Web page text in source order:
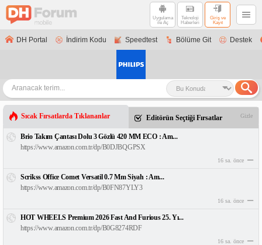
Uygulama
ile Aç
Teknoloji
Haberleri
Giriş ve
Kayıt
DH Portal İndirim Kodu Speedtest Bölüme Git Destek
Sıcak Fırsatlarda Tıklananlar Editörün Seçtiği Fırsatlar Gizle
Brio Takım Çantası Dolu 3 Gözlü 420 MM ECO : Am...
https://www.amazon.com.tr/dp/B0DJBQGPSX
16 sa. önce
Scrikss Office Comet Versatil 0.7 Mm Siyah : Am...
https://www.amazon.com.tr/dp/B0FN87YLY3
16 sa. önce
HOT WHEELS Premium 2026 Fast And Furious 25. Yı...
https://www.amazon.com.tr/dp/B0G8274RDF
16 sa. önce